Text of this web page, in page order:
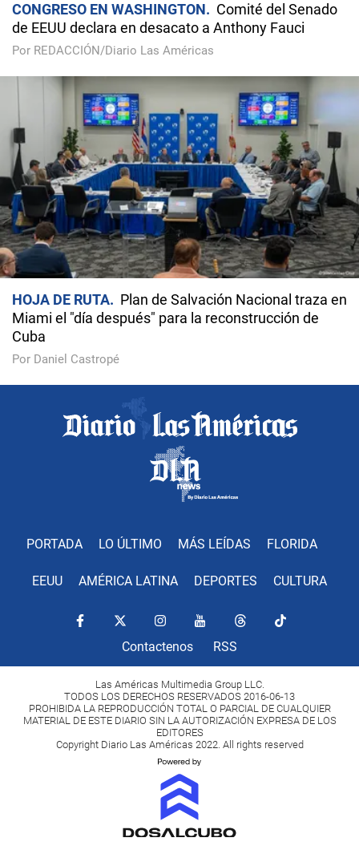
CONGRESO EN WASHINGTON
Comité del Senado
de EEUU declara en desacato a Anthony Fauci
Por REDACCIÓN/Diario Las Américas
HOJA DE RUTA
Plan de Salvación Nacional traza en
Miami el "día después" para la reconstrucción de
Cuba
Por Daniel Castropé
PORTADA LO ÚLTIMO MÁS LEÍDAS FLORIDA
EEUU AMÉRICA LATINA DEPORTES CULTURA
Contactenos RSS
Las Américas Multimedia Group LLC.
TODOS LOS DERECHOS RESERVADOS 2016-06-13
PROHIBIDA LA REPRODUCCIÓN TOTAL O PARCIAL DE CUALQUIER
MATERIAL DE ESTE DIARIO SIN LA AUTORIZACIÓN EXPRESA DE LOS
EDITORES
Copyright Diario Las Américas 2022. All rights reserved